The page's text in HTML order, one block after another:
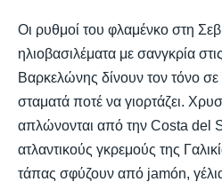
Οι ρυθμοί του φλαμένκο στη
ηλιοβασιλέματα με σανγκρία
Βαρκελώνης δίνουν τον τόνο
σταματά ποτέ να γιορτάζει.
απλώνονται από την Costa del
ατλαντικούς γκρεμούς της
τάπας σφύζουν από jamón,